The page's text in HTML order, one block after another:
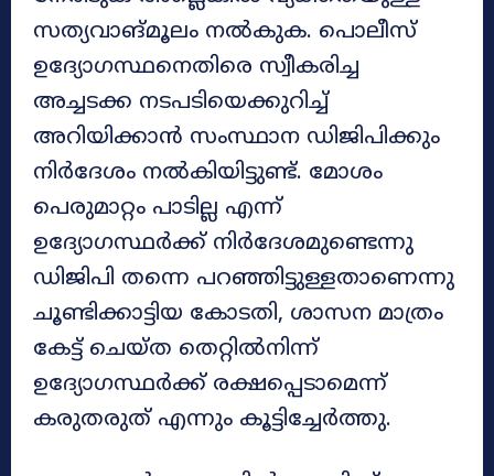
സത്യവാങ്മൂലം നൽകുക. പൊലീസ്
ഉദ്യോഗസ്ഥനെതിരെ സ്വീകരിച്ച
അച്ചടക്ക നടപടിയെക്കുറിച്ച്
അറിയിക്കാൻ സംസ്ഥാന ഡിജിപിക്കും
നിർദേശം നൽകിയിട്ടുണ്ട്. മോശം
പെരുമാറ്റം പാടില്ല എന്ന്
ഉദ്യോഗസ്ഥർക്ക് നിർദേശമുണ്ടെന്നു
ഡിജിപി തന്നെ പറഞ്ഞിട്ടുള്ളതാണെന്നു
ചൂണ്ടിക്കാട്ടിയ കോടതി, ശാസന മാത്രം
കേട്ട് ചെയ്ത തെറ്റിൽനിന്ന്
ഉദ്യോഗസ്ഥർക്ക് രക്ഷപ്പെടാമെന്ന്
കരുതരുത് എന്നും കൂട്ടിച്ചേർത്തു.